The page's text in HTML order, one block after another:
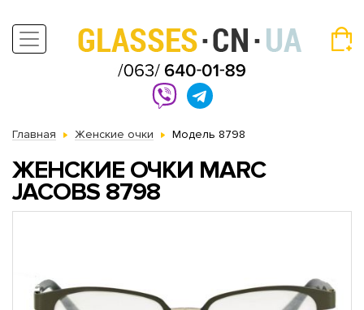
Главная Женские очки Модель 8798
ЖЕНСКИЕ ОЧКИ MARC
JACOBS 8798